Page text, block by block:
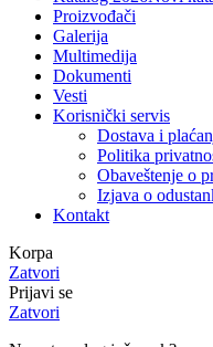
Proizvođači
Galerija
Multimedija
Dokumenti
Vesti
Korisnički servis
Dostava i
Politika
Obaveštenje o
Izjava o
Kontakt
Korpa
Zatvori
Prijavi se
Zatvori